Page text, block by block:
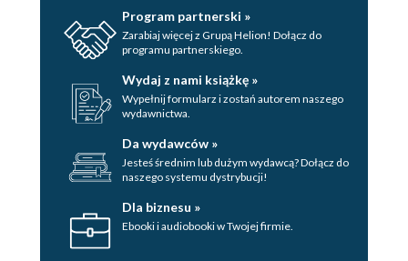
Program partnerski »
Zarabiaj więcej z Grupą Helion! Dołącz do
programu partnerskiego.
Wydaj z nami książkę »
Wypełnij formularz i zostań autorem naszego
wydawnictwa.
Da wydawców »
Jesteś średnim lub dużym wydawcą? Dołącz do
naszego systemu dystrybucji!
Dla biznesu »
Ebooki i audiobooki w Twojej firmie.